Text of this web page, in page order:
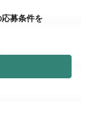
募条件を